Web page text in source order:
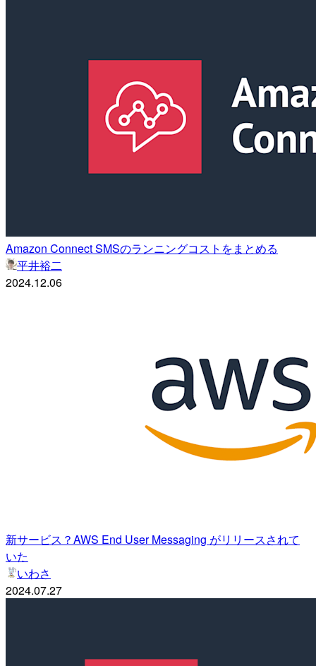
Amazon Connect SMSのランニングコストをまとめる
平井裕二
2024.12.06
新サービス？AWS End User Messaging がリリースされて
いた
いわさ
2024.07.27